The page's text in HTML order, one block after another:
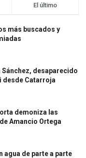
El último
más buscados y
Sánchez, desaparecido
desde Catarroja
demoniza las
Amancio Ortega
agua de parte a parte